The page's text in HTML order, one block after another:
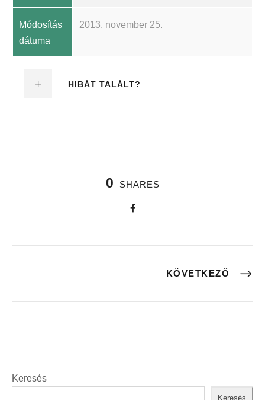
Módosítás
dátuma
2013. november 25.
HIBÁT TALÁLT?
0 SHARES
KÖVETKEZŐ
Keresés
Keresés